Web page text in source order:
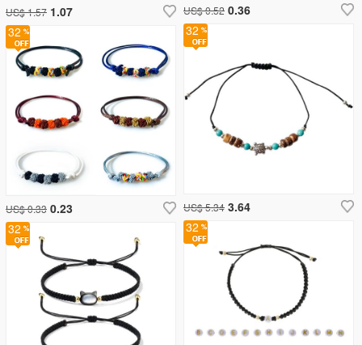
US$ 0.52 0.36
US$ 1.57 1.07
32
US$ 5.34 3.64
32
US$ 0.33 0.23
32
32